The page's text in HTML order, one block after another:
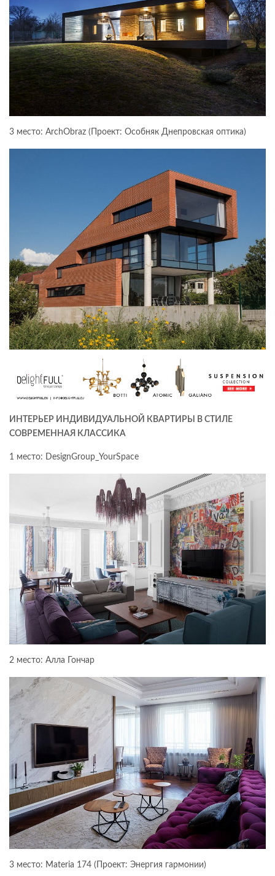
3 место: ArchObraz (Проект: Особняк Днепровская оптика)
ИНТЕРЬЕР ИНДИВИДУАЛЬНОЙ КВАРТИРЫ В СТИЛЕ
СОВРЕМЕННАЯ КЛАССИКА
1 место: DesignGroup_YourSpace
2 место: Алла Гончар
3 место: Materia 174 (Проект: Энергия гармонии)